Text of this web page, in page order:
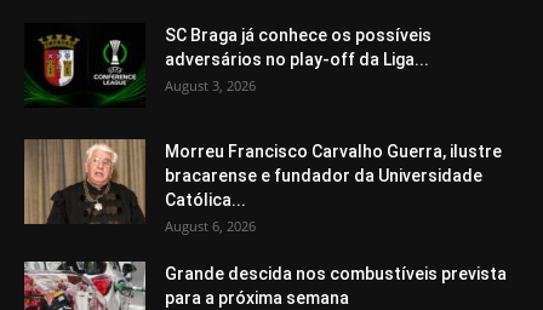
SC Braga já conhece os possíveis
adversários no play-off da Liga...
August 3, 2026
Morreu Francisco Carvalho Guerra, ilustre
bracarense e fundador da Universidade
Católica...
August 6, 2026
Grande descida nos combustíveis prevista
para a próxima semana